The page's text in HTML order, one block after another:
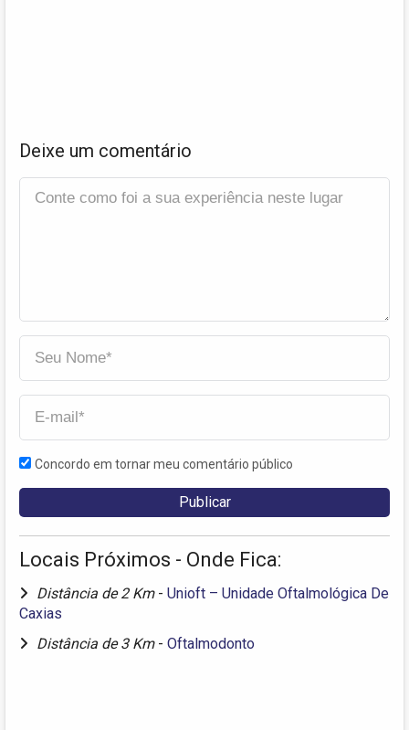
Deixe um comentário
Concordo em tornar meu comentário público
Locais Próximos - Onde Fica:
Distância de 2 Km - Unioft – Unidade Oftalmológica De
Caxias
Distância de 3 Km - Oftalmodonto